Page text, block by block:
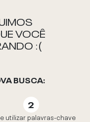
VOCÊ
:(
BUSCA:
utilizar palavras-chave